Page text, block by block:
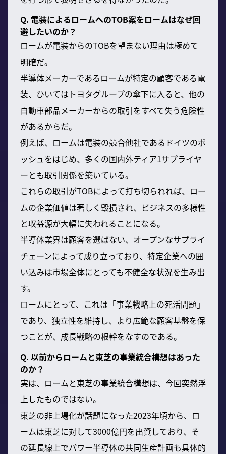
Q. 電装によるロームへのTOB案をロームはなぜ回
避したいのか？
ロームが電装からのTOBを望まない理由は極めて
明確だ。
半導体メーカーであるロームが特定の顧客である電
装、ひいてはトヨタグループの傘下に入ると、他の
自動車部品メーカーからの取引をすべて失う危険性
があるからだ。
例えば、ロームは電装の競合他社であるドイツのボ
ッシュをはじめ、多くの国内外ティア1サプライヤ
ーとも取引関係を築いている。
これらの取引がTOBによって打ち切られれば、ロー
ムの企業価値は著しく毀損され、ビジネスの多様性
と収益源が大幅に失われることになる。
半導体業界は顧客を選ばない、オープンなサプライ
チェーンによって成り立っており、特定企業への囲
い込みは市場全体にとっても不健全な状況を生み出
す。
ロームにとって、これは「事業戦略上の死活問題」
であり、独立性を維持し、より広範な顧客基盤を保
つことが、成長戦略の根幹をなすのである。
Q. 以前からロームと東芝の事業統合構想はあった
のか？
実は、ロームと東芝の事業統合構想は、今回突然浮
上したものではない。
東芝の非上場化が話題になった2023年頃から、ロ
ームは東芝に対して3000億円を出資しており、そ
の延長線上でパワー半導体の共同生産計画も具体的